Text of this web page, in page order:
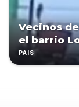
Vecinos
el barrio
PAÍS